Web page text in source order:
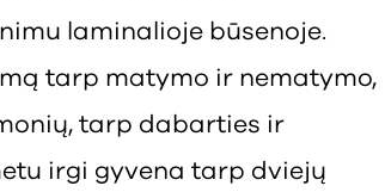
laminalioje būsenoje.
tarp matymo ir nematymo,
tarp dabarties ir
irgi gyvena tarp dviejų